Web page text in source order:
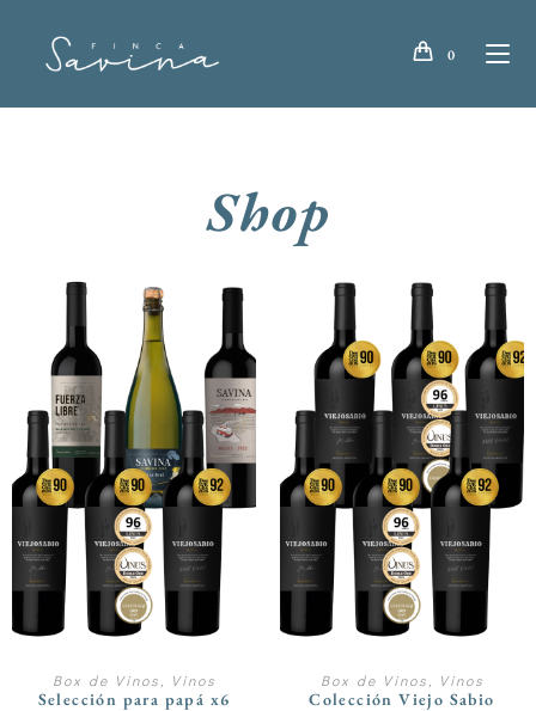
0
Shop
AÑADIR AL CARRITO
Box de Vinos Vinos
Selección para papá x6
AÑADIR AL CARRITO
Box de Vinos Vinos
Colección Viejo Sabio